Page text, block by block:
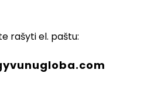
rašyti el. paštu: